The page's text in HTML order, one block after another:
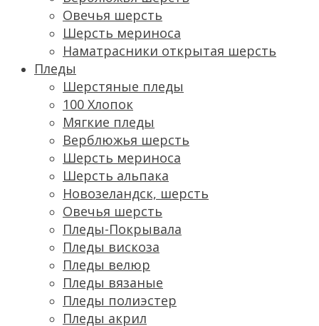
Овечья шерсть
Шерсть мериноса
Наматрасники открытая шерсть
Пледы
Шерстяные пледы
100 Хлопок
Мягкие пледы
Верблюжья шерсть
Шерсть мериноса
Шерсть альпака
Новозеландск, шерсть
Овечья шерсть
Пледы-Покрывала
Пледы вискоза
Пледы велюр
Пледы вязаные
Пледы полиэстер
Пледы акрил